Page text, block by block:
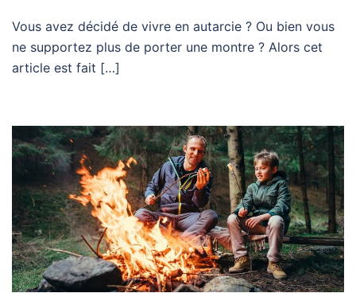
Vous avez décidé de vivre en autarcie ? Ou bien vous
ne supportez plus de porter une montre ? Alors cet
article est fait […]